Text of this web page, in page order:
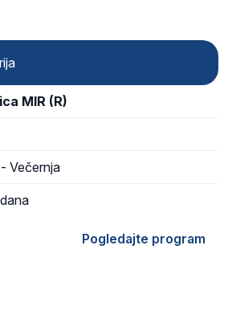
MIR (R)
Večernja
Pogledajte program